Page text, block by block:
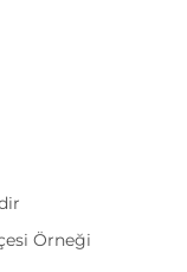
Örneği